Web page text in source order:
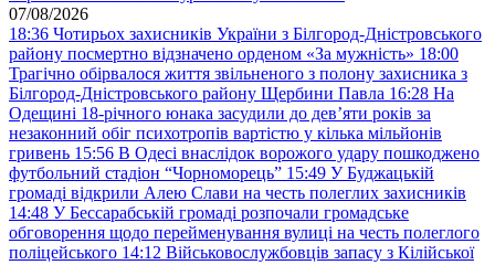
07/08/2026
18:36 Чотирьох захисників України з Білгород-Дністровського
району посмертно відзначено орденом «За мужність» 18:00
Трагічно обірвалося життя звільненого з полону захисника з
Білгород-Дністровського району Щербини Павла 16:28 На
Одещині 18-річного юнака засудили до дев’яти років за
незаконний обіг психотропів вартістю у кілька мільйонів
гривень 15:56 В Одесі внаслідок ворожого удару пошкоджено
футбольний стадіон “Чорноморець” 15:49 У Буджацькій
громаді відкрили Алею Слави на честь полеглих захисників
14:48 У Бессарабській громаді розпочали громадське
обговорення щодо перейменування вулиці на честь полеглого
поліцейського 14:12 Військовослужбовців запасу з Кілійської